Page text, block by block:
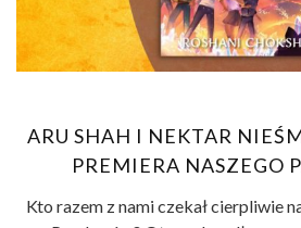
ARU SHAH I NEKTAR
PREMIERA NASZEGO
Kto razem z nami czekał cierpliwie